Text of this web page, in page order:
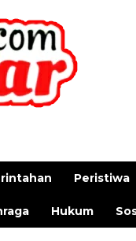
Peristiwa
Hukum